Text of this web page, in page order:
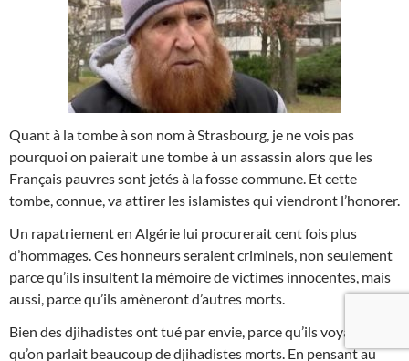
Quant à la tombe à son nom à Strasbourg, je ne vois pas
pourquoi on paierait une tombe à un assassin alors que les
Français pauvres sont jetés à la fosse commune. Et cette
tombe, connue, va attirer les islamistes qui viendront l’honorer.
Un rapatriement en Algérie lui procurerait cent fois plus
d’hommages. Ces honneurs seraient criminels, non seulement
parce qu’ils insultent la mémoire de victimes innocentes, mais
aussi, parce qu’ils amèneront d’autres morts.
Bien des djihadistes ont tué par envie, parce qu’ils voyaient
qu’on parlait beaucoup de djihadistes morts. En pensant au